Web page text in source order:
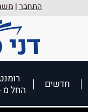
התחבר |
חדשים
החל מ -49